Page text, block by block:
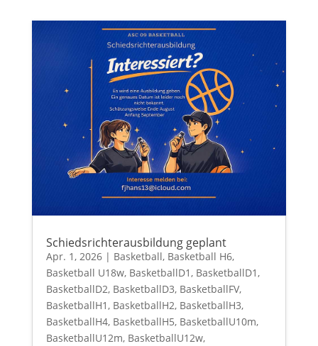
Schiedsrichterausbildung geplant
Apr. 1, 2026| Basketball, Basketball H6,
Basketball U18w, BasketballD1 , BasketballD1 ,
BasketballD2, BasketballD3, BasketballFV,
BasketballH1 , BasketballH2, BasketballH3,
BasketballH4, BasketballH5, BasketballU10m,
BasketballU12m, BasketballU12w,